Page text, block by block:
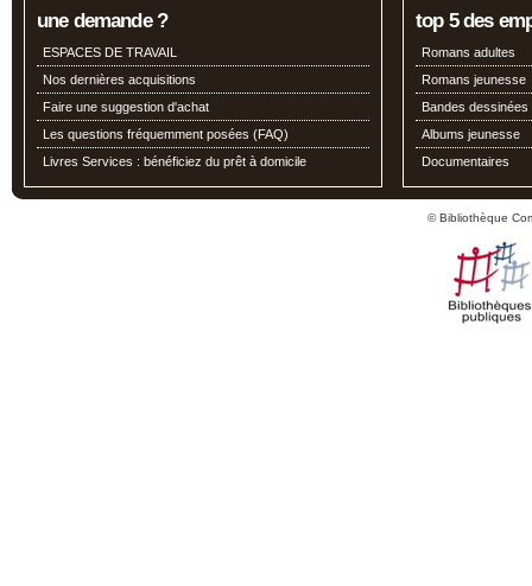
une demande ?
ESPACES DE TRAVAIL
Nos dernières acquisitions
Faire une suggestion d'achat
Les questions fréquemment posées (FAQ)
Livres Services : bénéficiez du prêt à domicile
top 5 des
Romans adultes
Romans jeunesse
Bandes dessinées
Albums jeunesse
Documentaires
© Bibliothèque